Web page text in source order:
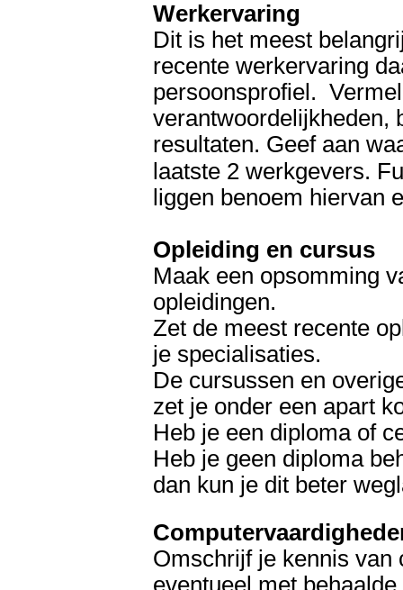
Werkervaring
Dit is het meest
recente werkervaring
persoonsprofiel.
verantwoordelijkheden,
resultaten. Geef aan
laatste 2 werkgevers.
liggen benoem hiervan
Opleiding en cursus
Maak een opsomming
opleidingen.
Zet de meest recente
je specialisaties.
De cursussen en
zet je onder een apart
Heb je een diploma of
Heb je geen diploma
dan kun je dit beter
Omschrijf je kennis van
eventueel met